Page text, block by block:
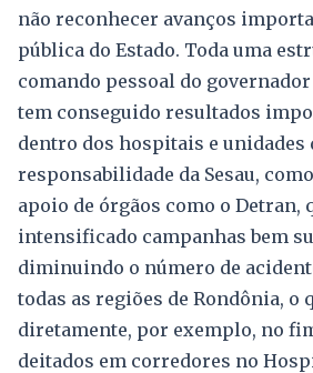
não reconhecer avanços
pública do Estado. Toda uma
comando pessoal do
tem conseguido resultados
dentro dos hospitais e unidades
responsabilidade da Sesau,
apoio de órgãos como o Detran,
intensificado campanhas bem
diminuindo o número de
todas as regiões de Rondônia, o
diretamente, por exemplo, no
deitados em corredores no